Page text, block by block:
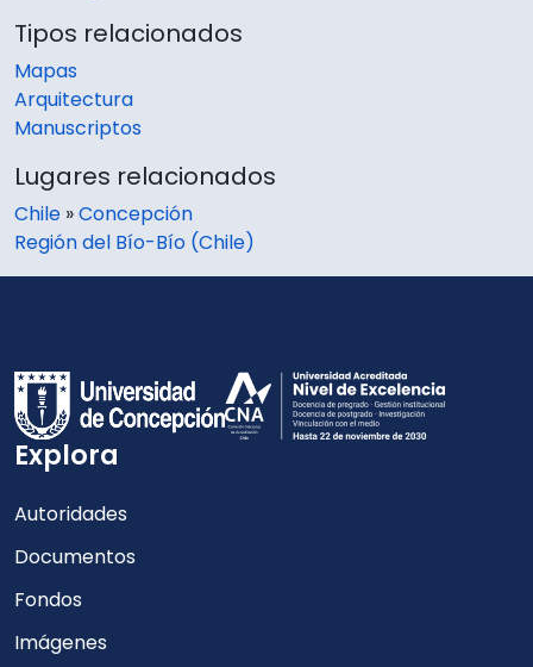
Tipos relacionados
Mapas
Arquitectura
Manuscriptos
Lugares relacionados
Chile »Concepción
Región del Bío-Bío (Chile)
Explora
Autoridades
Documentos
Fondos
Imágenes